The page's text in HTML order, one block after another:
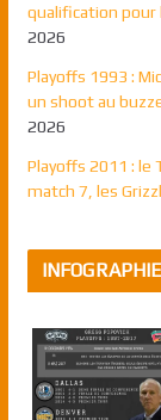
qualification pour
2026
Playoffs 1993 :
un shoot au
2026
Playoffs 2011 : le
match 7, les